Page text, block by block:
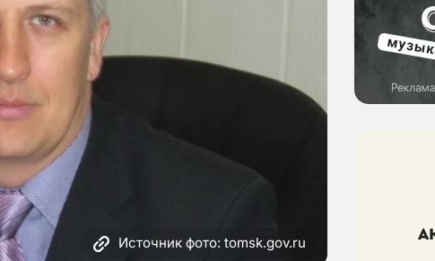
Источник фото: tomsk.gov.ru